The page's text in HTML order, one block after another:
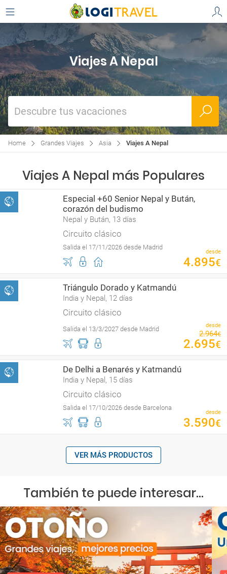
Viajes A Nepal
Descubre tus vacaciones
Home Grandes Viajes Asia Viajes A Nepal
Viajes A Nepal más Populares
Especial +60 Senior Nepal y Bután,
corazón del budismo
Nepal y Bután, 13 días
Circuito clásico
Salida el 17/11/2026 desde Madrid
desde
4.895€
Triángulo Dorado y Katmandú
India y Nepal, 12 días
Circuito clásico
Salida el 13/3/2027 desde Madrid desde
2.964€
2.695€
De Delhi a Benarés y Katmandú
India y Nepal, 15 días
Circuito clásico
Salida el 17/10/2026 desde Barcelona
desde
3.590€
VER MÁS PRODUCTOS
También te puede interesar...